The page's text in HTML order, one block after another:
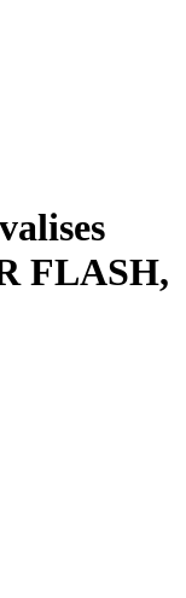
FLASH,